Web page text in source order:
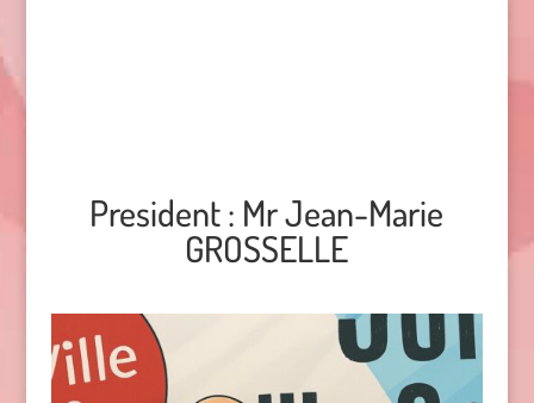
President : Mr Jean-Marie
GROSSELLE